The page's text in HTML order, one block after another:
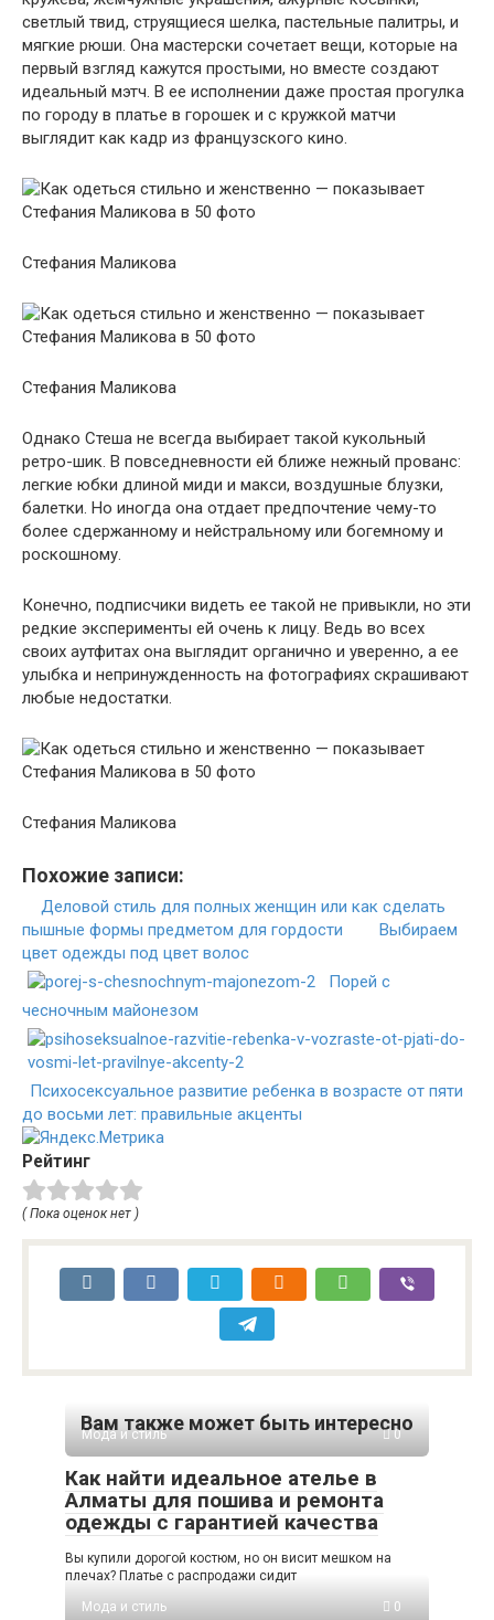
светлый твид, струящиеся шелка, пастельные палитры, и
мягкие рюши. Она мастерски сочетает вещи, которые на
первый взгляд кажутся простыми, но вместе создают
идеальный мэтч. В ее исполнении даже простая прогулка
по городу в платье в горошек и с кружкой матчи
выглядит как кадр из французского кино.
Стефания Маликова
Стефания Маликова
Однако Стеша не всегда выбирает такой кукольный
ретро-шик. В повседневности ей ближе нежный прованс:
легкие юбки длиной миди и макси, воздушные блузки,
балетки. Но иногда она отдает предпочтение чему-то
более сдержанному и нейстральному или богемному и
роскошному.
Конечно, подписчики видеть ее такой не привыкли, но эти
редкие эксперименты ей очень к лицу. Ведь во всех
своих аутфитах она выглядит органично и уверенно, а ее
улыбка и непринужденность на фотографиях скрашивают
любые недостатки.
Стефания Маликова
Похожие записи:
Деловой стиль для полных женщин или как сделать
пышные формы предметом для гордости
Выбираем
цвет одежды под цвет волос
Порей с
чесночным майонезом
Психосексуальное развитие ребенка в возрасте от пяти
до восьми лет: правильные акценты
Рейтинг
( Пока оценок нет )
Вам также может быть интересно
Мода и стиль 0
Как найти идеальное ателье в
Алматы для пошива и ремонта
одежды с гарантией качества
Вы купили дорогой костюм, но он висит мешком на
плечах? Платье с распродажи сидит
Мода и стиль
0